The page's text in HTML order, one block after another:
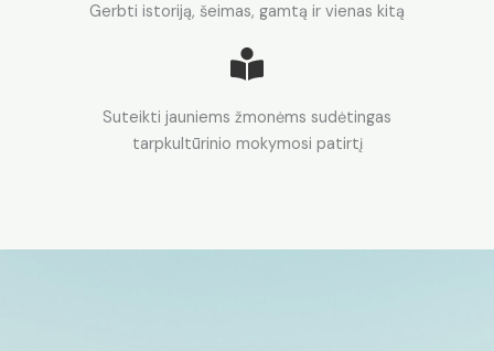
Gerbti istoriją, šeimas, gamtą ir vienas kitą
Suteikti jauniems žmonėms sudėtingas
tarpkultūrinio mokymosi patirtį